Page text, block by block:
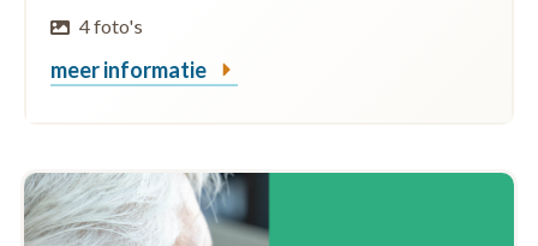
4 foto's
meer informatie